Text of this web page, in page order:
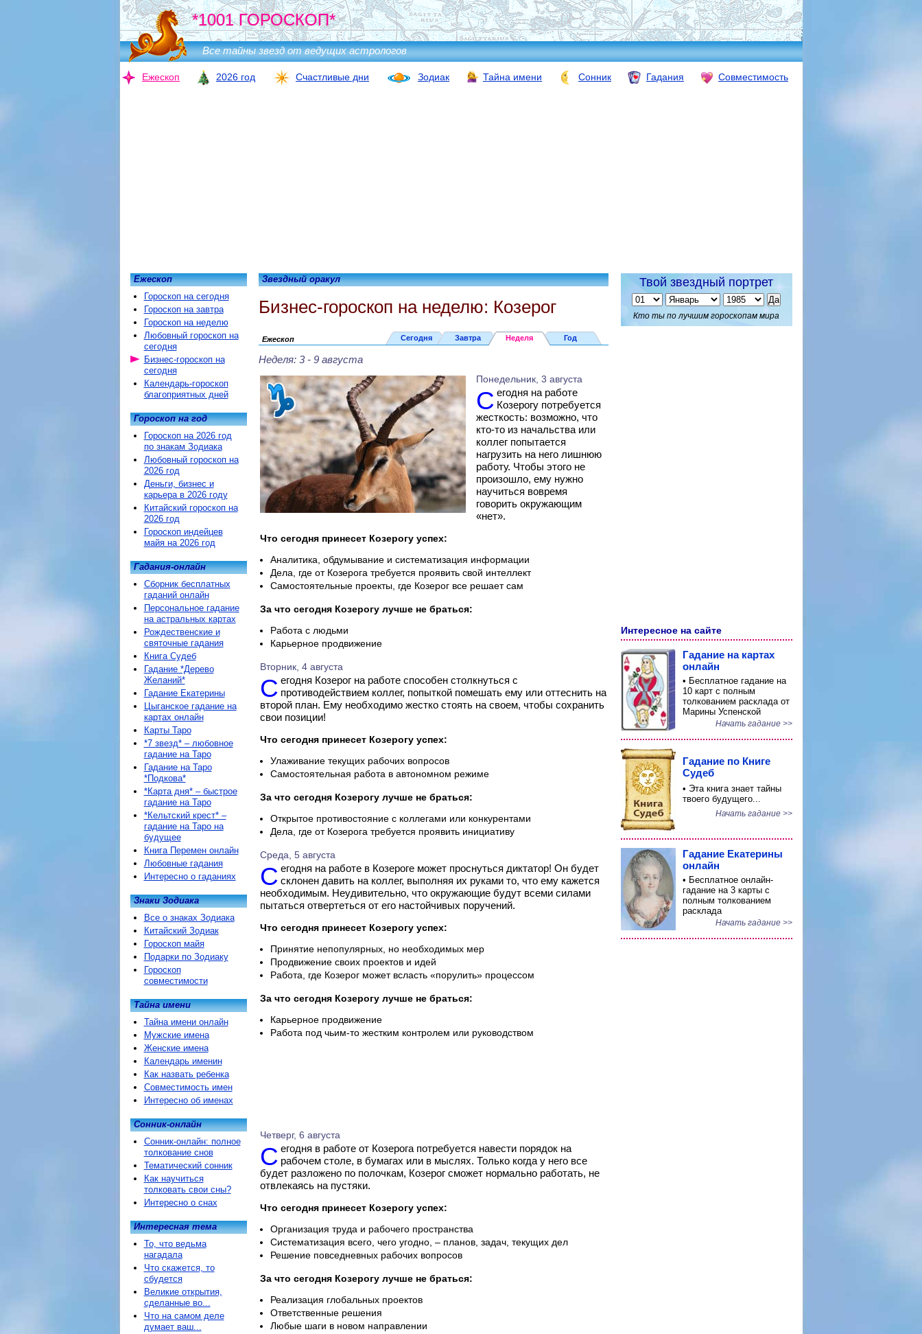
*1001 ГОРОСКОП*
Все тайны звезд от ведущих астрологов
Ежескоп 2026 год Счастливые дни Зодиак Тайна имени Сонник Гадания Совместимость
Звездный оракул
Бизнес-гороскоп на неделю: Козерог
Неделя: 3 - 9 августа
Понедельник, 3 августа
Сегодня на работе Козерогу потребуется
жесткость: возможно, что
кто-то из начальства или
коллег попытается
нагрузить на него лишнюю
работу. Чтобы этого не
произошло, ему нужно
научиться вовремя
говорить окружающим
«нет».
Что сегодня принесет Козерогу успех:
Аналитика, обдумывание и систематизация информации
Дела, где от Козерога требуется проявить свой интеллект
Самостоятельные проекты, где Козерог все решает сам
За что сегодня Козерогу лучше не браться:
Работа с людьми
Карьерное продвижение
Вторник, 4 августа
Сегодня Козерог на работе способен столкнуться с противодействием коллег, попыткой помешать ему или оттеснить на
второй план. Ему необходимо жестко стоять на своем, чтобы сохранить
свои позиции!
Что сегодня принесет Козерогу успех:
Улаживание текущих рабочих вопросов
Самостоятельная работа в автономном режиме
За что сегодня Козерогу лучше не браться:
Открытое противостояние с коллегами или конкурентами
Дела, где от Козерога требуется проявить инициативу
Среда, 5 августа
Сегодня на работе в Козероге может проснуться диктатор! Он будет склонен давить на коллег, выполняя их руками то, что ему кажется
необходимым. Неудивительно, что окружающие будут всеми силами
пытаться отвертеться от его настойчивых поручений.
Что сегодня принесет Козерогу успех:
Принятие непопулярных, но необходимых мер
Продвижение своих проектов и идей
Работа, где Козерог может всласть «порулить» процессом
За что сегодня Козерогу лучше не браться:
Карьерное продвижение
Работа под чьим-то жестким контролем или руководством
Четверг, 6 августа
Сегодня в работе от Козерога потребуется навести порядок на рабочем столе, в бумагах или в мыслях. Только когда у него все
будет разложено по полочкам, Козерог сможет нормально работать, не
отвлекаясь на пустяки.
Что сегодня принесет Козерогу успех:
Организация труда и рабочего пространства
Систематизация всего, чего угодно, – планов, задач, текущих дел
Решение повседневных рабочих вопросов
За что сегодня Козерогу лучше не браться:
Реализация глобальных проектов
Ответственные решения
Любые шаги в новом направлении
Ежескоп Сегодня Завтра Неделя Год
Ежескоп
Гороскоп на сегодня
Гороскоп на завтра
Гороскоп на неделю
Любовный гороскоп на
сегодня
Бизнес-гороскоп на
сегодня
Календарь-гороскоп
благоприятных дней
Гороскоп на год
Гороскоп на 2026 год
по знакам Зодиака
Любовный гороскоп на
2026 год
Деньги, бизнес и
карьера в 2026 году
Китайский гороскоп на
2026 год
Гороскоп индейцев
майя на 2026 год
Гадания-онлайн
Сборник бесплатных
гаданий онлайн
Персональное гадание
на астральных картах
Рождественские и
святочные гадания
Книга Судеб
Гадание *Дерево
Желаний*
Гадание Екатерины
Цыганское гадание на
картах онлайн
Карты Таро
*7 звезд* – любовное
гадание на Таро
Гадание на Таро
*Подкова*
*Карта дня* – быстрое
гадание на Таро
*Кельтский крест* –
гадание на Таро на
будущее
Книга Перемен онлайн
Любовные гадания
Интересно о гаданиях
Знаки Зодиака
Все о знаках Зодиака
Китайский Зодиак
Гороскоп майя
Подарки по Зодиаку
Гороскоп
совместимости
Тайна имени
Тайна имени онлайн
Мужские имена
Женские имена
Календарь именин
Как назвать ребенка
Совместимость имен
Интересно об именах
Сонник-онлайн
Сонник-онлайн: полное
толкование снов
Тематический сонник
Как научиться
толковать свои сны?
Интересно о снах
Интересная тема
То, что ведьма
нагадала
Что скажется, то
сбудется
Великие открытия,
сделанные во...
Что на самом деле
думает ваш...
Твой звездный портрет
Кто ты по лучшим гороскопам мира
Интересное на сайте
Гадание на картах
онлайн
• Бесплатное гадание на
10 карт с полным
толкованием расклада от
Марины Успенской
Начать гадание >>
Гадание по Книге
Судеб
• Эта книга знает тайны
твоего будущего...
Начать гадание >>
Гадание Екатерины
онлайн
• Бесплатное онлайн-
гадание на 3 карты с
полным толкованием
расклада
Начать гадание >>